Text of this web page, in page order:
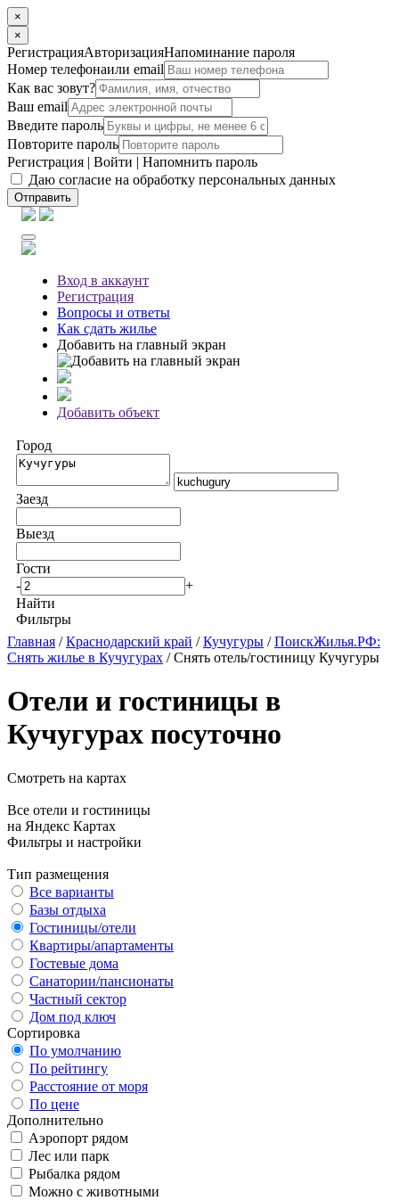
×
×
РегистрацияАвторизацияНапоминание пароля
Номер телефонаили email
Как вас зовут?
Ваш email
Введите пароль
Повторите пароль
Регистрация | Войти | Напомнить пароль
Даю согласие на обработку персональных данных
Отправить
Вход в аккаунт
Регистрация
Вопросы и ответы
Как сдать жилье
Добавить на главный экран
Добавить объект
Город
Заезд
Выезд
Гости
-
+
Найти
Фильтры
Главная /Краснодарский край /Кучугуры /ПоискЖилья.РФ:
Снять жилье в Кучугурах / Снять отель/гостиницу Кучугуры
Отели и гостиницы в
Кучугурах посуточно
Смотреть на картах
Все отели и гостиницы
на Яндекс Картах
Фильтры и настройки
Тип размещения
Все варианты
Базы отдыха
Гостиницы/отели
Квартиры/апартаменты
Гостевые дома
Санатории/пансионаты
Частный сектор
Дом под ключ
Сортировка
По умолчанию
По рейтингу
Расстояние от моря
По цене
Дополнительно
Аэропорт рядом
Лес или парк
Рыбалка рядом
Можно с животными